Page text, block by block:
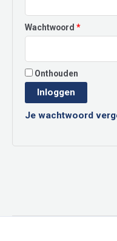
Wachtwoord *Vereist
Onthouden
Inloggen
Je wachtwoord